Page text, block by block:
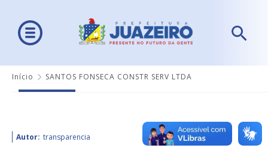
Início SANTOS FONSECA CONSTR SERV LTDA
Autor: transparencia